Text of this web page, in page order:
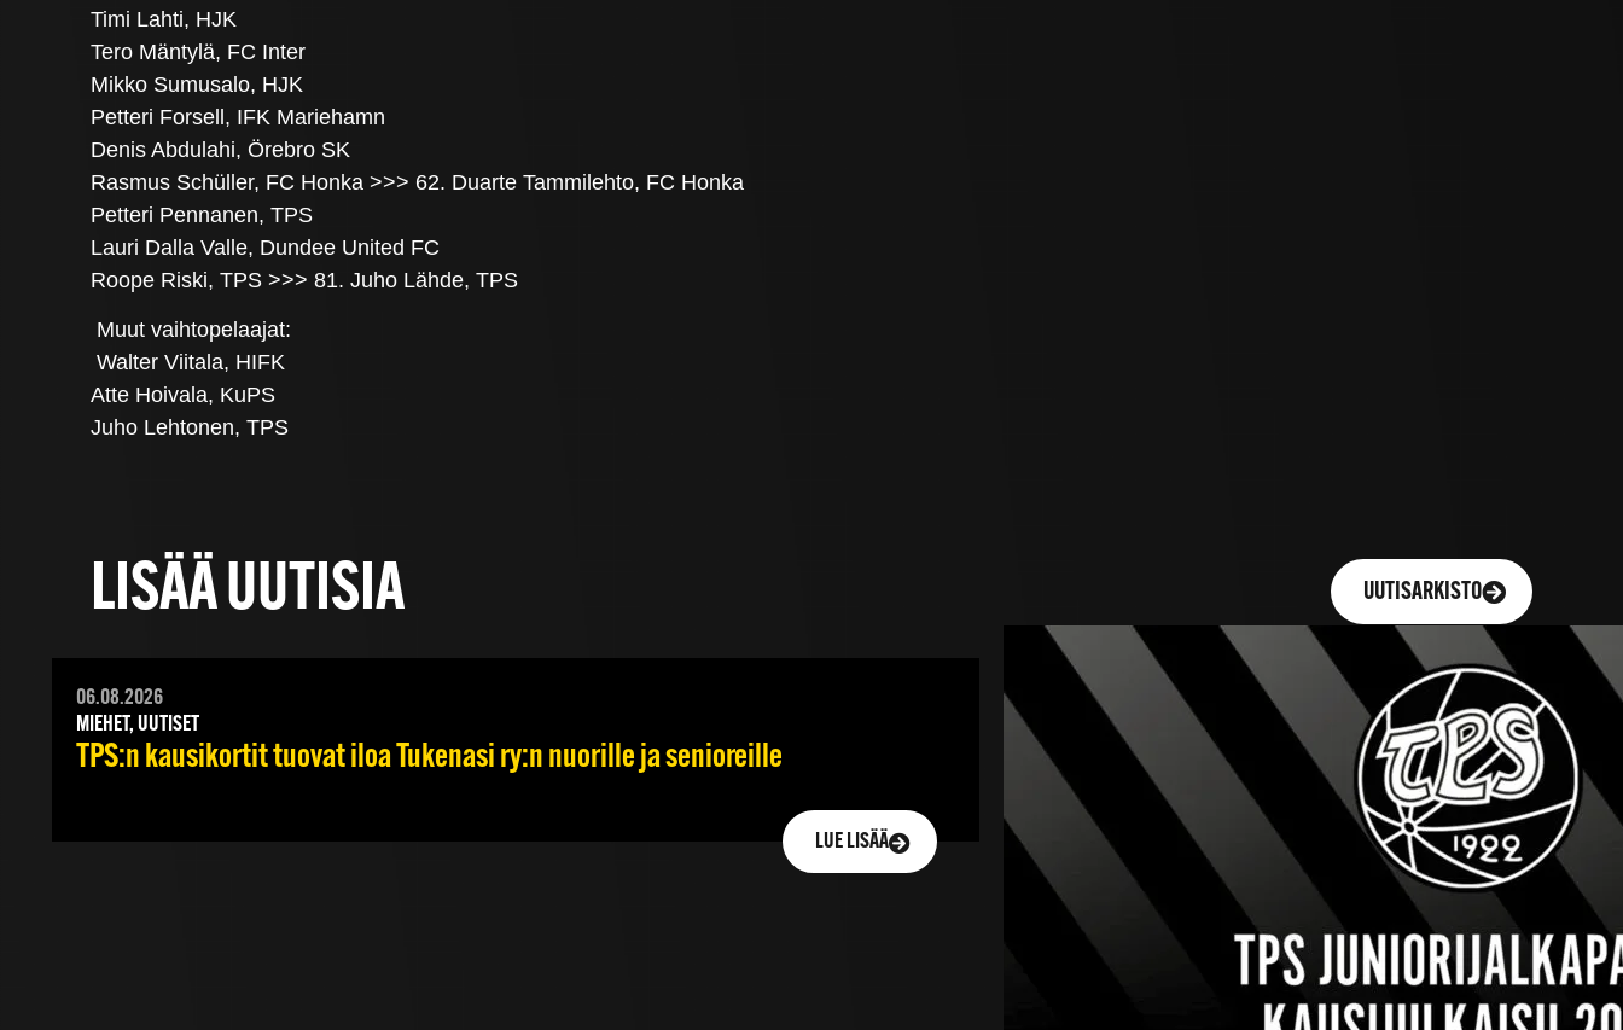
Timi Lahti, HJK
Tero Mäntylä, FC Inter
Mikko Sumusalo, HJK
Petteri Forsell, IFK Mariehamn
Denis Abdulahi, Örebro SK
Rasmus Schüller, FC Honka >>> 62. Duarte Tammilehto, FC Honka
Petteri Pennanen, TPS
Lauri Dalla Valle, Dundee United FC
Roope Riski, TPS >>> 81. Juho Lähde, TPS
Muut vaihtopelaajat:
Walter Viitala, HIFK
Atte Hoivala, KuPS
Juho Lehtonen, TPS
LISÄÄ UUTISIA UUTISARKISTO
06.08.2026
MIEHET, UUTISET
TPS:n kausikortit tuovat iloa Tukenasi ry:n nuorille ja senioreille
LUE LISÄÄ